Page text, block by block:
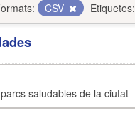
CSV Etiquetes:
saludables de la ciutat